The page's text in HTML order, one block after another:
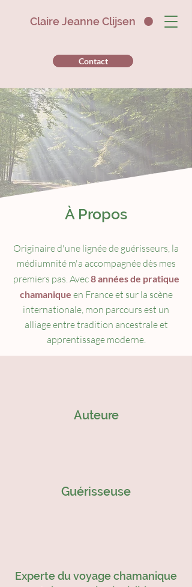
Claire Jeanne Clijsen
Contact
À Propos
Originaire d'une lignée de guérisseurs, la
médiumnité m'a accompagnée dès mes
premiers pas. Avec8 années de pratique
chamanique en France et sur la scène
internationale, mon parcours est un
alliage entre tradition ancestrale et
apprentissage moderne.
Auteure
Guérisseuse
Experte du voyage chamanique